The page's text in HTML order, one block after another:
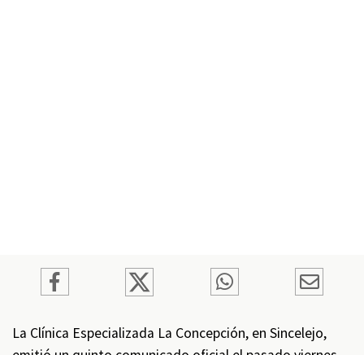
La Clínica Especializada La Concepción, en Sincelejo,